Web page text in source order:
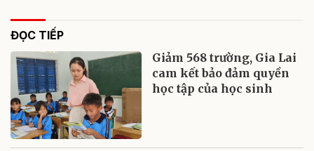
ĐỌC TIẾP
Giảm 568 trường, Gia Lai
cam kết bảo đảm quyền
học tập của học sinh